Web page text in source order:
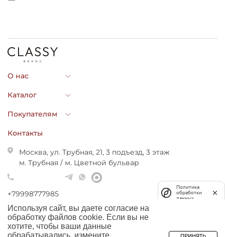
О нас
Каталог
Покупателям
Контакты
Москва, ул. Трубная, 21, 3 подъезд, 3 этаж
м. Трубная / м. Цветной бульвар
+79998777985
shop@classybrand.ru
Используя сайт, вы даете согласие на
обработку файлов cookie. Если вы не
хотите, чтобы ваши данные
обрабатывались, измените
ПРИНЯТЬ
Политика
обработки
данных